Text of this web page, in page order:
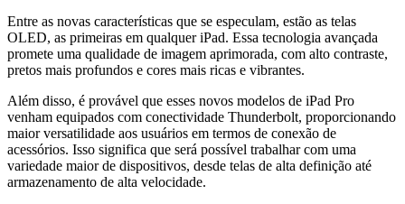
Entre as novas características que se especulam, estão as telas
OLED, as primeiras em qualquer iPad. Essa tecnologia avançada
promete uma qualidade de imagem aprimorada, com alto contraste,
pretos mais profundos e cores mais ricas e vibrantes.
Além disso, é provável que esses novos modelos de iPad Pro
venham equipados com conectividade Thunderbolt, proporcionando
maior versatilidade aos usuários em termos de conexão de
acessórios. Isso significa que será possível trabalhar com uma
variedade maior de dispositivos, desde telas de alta definição até
armazenamento de alta velocidade.